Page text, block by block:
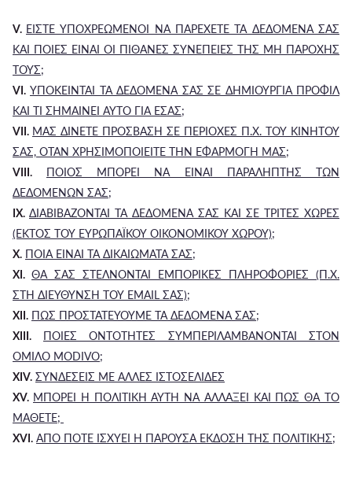
V. ΕΙΣΤΕ ΥΠΟΧΡΕΩΜΕΝΟΙ ΝΑ ΠΑΡΕΧΕΤΕ ΤΑ ΔΕΔΟΜΕΝΑ ΣΑΣ
ΚΑΙ ΠΟΙΕΣ ΕΙΝΑΙ ΟΙ ΠΙΘΑΝΕΣ ΣΥΝΕΠΕΙΕΣ ΤΗΣ ΜΗ ΠΑΡΟΧΗΣ
ΤΟΥΣ;
VI. ΥΠΟΚΕΙΝΤΑΙ ΤΑ ΔΕΔΟΜΕΝΑ ΣΑΣ ΣΕ ΔΗΜΙΟΥΡΓΙΑ ΠΡΟΦΙΛ
ΚΑΙ ΤΙ ΣΗΜΑΙΝΕΙ ΑΥΤΟ ΓΙΑ ΕΣΑΣ;
VII. ΜΑΣ ΔΙΝΕΤΕ ΠΡΟΣΒΑΣΗ ΣΕ ΠΕΡΙΟΧΕΣ Π.Χ. ΤΟΥ ΚΙΝΗΤΟΥ
ΣΑΣ, ΟΤΑΝ ΧΡΗΣΙΜΟΠΟΙΕΙΤΕ ΤΗΝ ΕΦΑΡΜΟΓΗ ΜΑΣ;
VIII.
ΠΟΙΟΣ ΜΠΟΡΕΙ ΝΑ ΕΙΝΑΙ ΠΑΡΑΛΗΠΤΗΣ ΤΩΝ
ΔΕΔΟΜΕΝΩΝ ΣΑΣ;
IX. ΔΙΑΒΙΒΑΖΟΝΤΑΙ ΤΑ ΔΕΔΟΜΕΝΑ ΣΑΣ ΚΑΙ ΣΕ ΤΡΙΤΕΣ ΧΩΡΕΣ
(ΕΚΤΟΣ ΤΟΥ ΕΥΡΩΠΑΪΚΟΥ ΟΙΚΟΝΟΜΙΚΟΥ ΧΩΡΟΥ);
X. ΠΟΙΑ ΕΙΝΑΙ ΤΑ ΔΙΚΑΙΩΜΑΤΑ ΣΑΣ;
XI. ΘΑ ΣΑΣ ΣΤΕΛΝΟΝΤΑΙ ΕΜΠΟΡΙΚΕΣ ΠΛΗΡΟΦΟΡΙΕΣ (Π.Χ.
ΣΤΗ ΔΙΕΥΘΥΝΣΗ ΤΟΥ EMAIL ΣΑΣ);
XII. ΠΩΣ ΠΡΟΣΤΑΤΕΥΟΥΜΕ ΤΑ ΔΕΔΟΜΕΝΑ ΣΑΣ;
XIII.
ΠΟΙΕΣ ΟΝΤΟΤΗΤΕΣ ΣΥΜΠΕΡΙΛΑΜΒΑΝΟΝΤΑΙ ΣΤΟΝ
ΟΜΙΛΟ MODIVO;
XIV. ΣΥΝΔΕΣΕΙΣ ΜΕ ΑΛΛΕΣ ΙΣΤΟΣΕΛΙΔΕΣ
XV. ΜΠΟΡΕΙ Η ΠΟΛΙΤΙΚΗ ΑΥΤΗ ΝΑ ΑΛΛΑΞΕΙ ΚΑΙ ΠΩΣ ΘΑ ΤΟ
ΜΑΘΕΤΕ;
XVI. ΑΠΟ ΠΟΤΕ ΙΣΧΥΕΙ Η ΠΑΡΟΥΣΑ ΕΚΔΟΣΗ ΤΗΣ ΠΟΛΙΤΙΚΗΣ;